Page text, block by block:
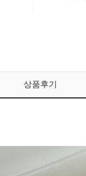
상품후기